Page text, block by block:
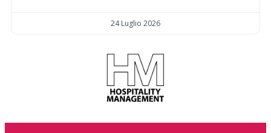
24 Luglio 2026